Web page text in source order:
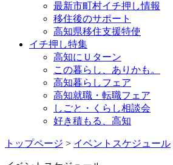
最新市町村イチ押し情報
移住後のサポート
高知県移住支援特使
イチ押し特集
高知にＵターン
この暮らし、ありかも。
高知暮らしフェア
高知就職・転職フェア
しごと・くらし相談会
好き積もる、高知
トップページ > イベントスケジュール